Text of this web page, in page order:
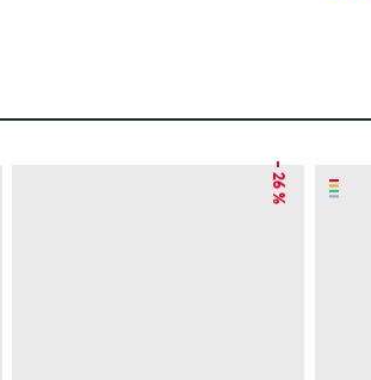
– 26 %